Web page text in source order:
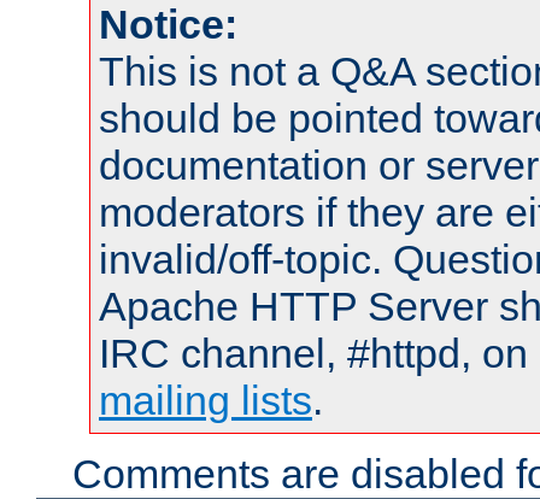
Notice:
This is not a Q&A
should be pointed
documentation or
moderators if they are
invalid/off-topic.
Apache HTTP Server
IRC channel, #httpd,
mailing lists.
Comments are disabled